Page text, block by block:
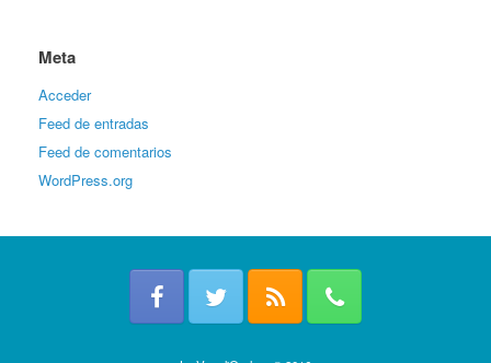
Meta
Acceder
Feed de entradas
Feed de comentarios
WordPress.org